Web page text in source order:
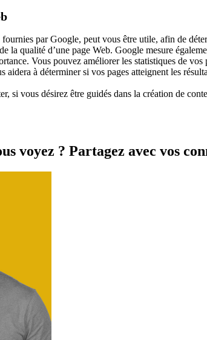
fournies par Google, peut vous être utile, afin de
la qualité d’une page Web. Google mesure
Vous pouvez améliorer les statistiques de
aidera à déterminer si vos pages atteignent les
si vous désirez être guidés dans la création de
us voyez ? Partagez avec vos con